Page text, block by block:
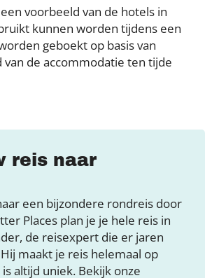
voorbeeld van de hotels in
kunnen worden tijdens een
geboekt op basis van
van de accommodatie ten tijde
reis naar
een bijzondere rondreis door
Places plan je je hele reis in
de reisexpert die er jaren
maakt je reis helemaal op
altijd uniek. Bekijk onze